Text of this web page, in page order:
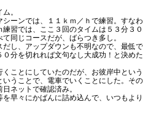
。
ーンでは、１１ｋｍ／ｈで練習。すな
練習では、ここ３回のタイムは５３分３
同じコースだが、ばらつき多し。
だし、アップダウンも不明なので、最低
分を切れれば文句なし大成功！と決めた
くことにしていたのだが、お彼岸中とい
いうことで、電車でいくことにした。そ
ネットで確認済み。
早々にかばんに詰め込んで、いつもより